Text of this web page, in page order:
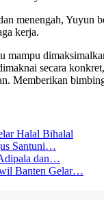
menengah, Yuyun
kerja.
mampu
secara
Memberikan
Halal Bihalal
Santuni…
dan…
Banten Gelar…